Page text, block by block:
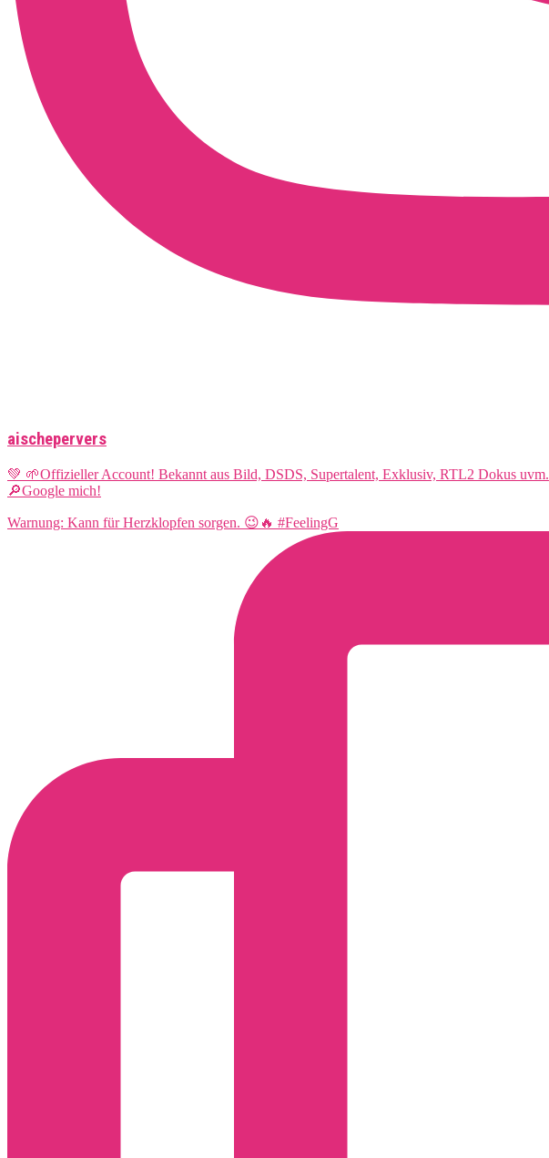
aischepervers
💚 🌱Offizieller Account! Bekannt aus Bild, DSDS, Supertalent, Exklusiv, RTL2 Dokus uvm.
🔎Google mich!
Warnung: Kann für Herzklopfen sorgen. 😉🔥 #FeelingG